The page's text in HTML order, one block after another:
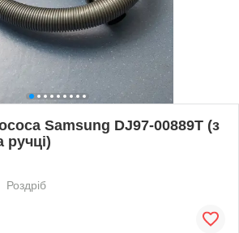
Samsung DJ97-00889T (з
ручці)
Роздріб